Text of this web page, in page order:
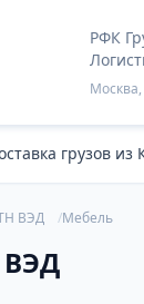
РФК
грузов из
ВЭД Мебель
ВЭД